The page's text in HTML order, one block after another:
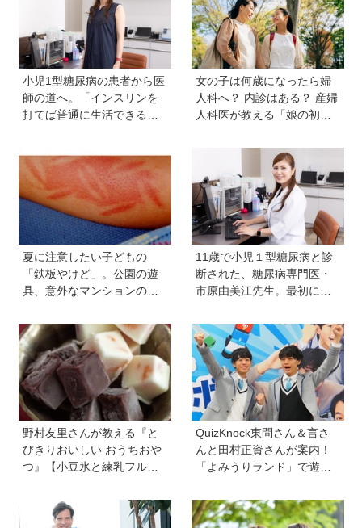
小児1型糖尿病の患者から医
師の道へ。「インスリンを
打てば普通に生活できる」
女の子は何歳になったら婦
人科へ？ 内診はある？ 産婦
人科医が教える「娘の初め
夏に注意したい子どもの
「鉄板やけど」。公園の遊
具、意外なマンションの設
意点と対応【専門医監修】
11歳で小児１型糖尿病と診
断された、糖尿病専門医・
市原由美江先生。最初に感
が渇くことだった
野村友里さんが教える『と
びきりおいしい おうちおや
つ』【小豆氷と練乳フルー
り！ 小学生でもお手伝いで
QuizKnock東問さん＆言さ
んと田村正資さんが案内！
「よみうりランド」で遊び
限定イベントが開催